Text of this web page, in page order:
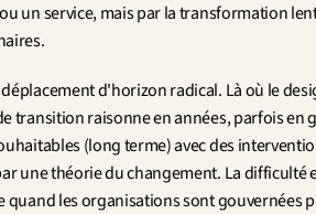
un service, mais par la transformation
d'horizon radical. Là où le
transition raisonne en années, parfois en
(long terme) avec des
une théorie du changement. La
quand les organisations sont gouvernées